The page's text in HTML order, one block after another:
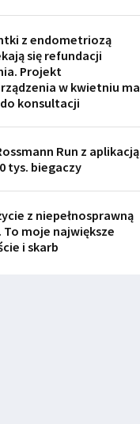
z endometriozą
się refundacji
Projekt
w kwietniu ma
konsultacji
Run z aplikacją
tys. biegaczy
z niepełnosprawną
To moje największe
i skarb